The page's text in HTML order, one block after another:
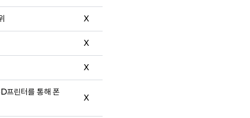
X
X
X
프린터를 통해 폰
X